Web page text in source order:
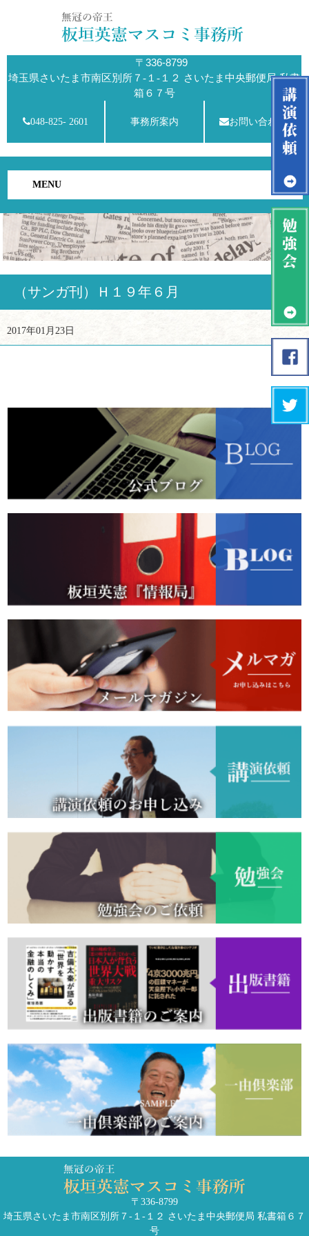
〒336-8799
埼玉県さいたま市南区別所７-１-１２ さいたま中央郵便局 私書
箱６７号
048-825- 2601 事務所案内 お問い合わせ
MENU
（サンガ刊）Ｈ１９年６月
2017年01月23日
〒336-8799
埼玉県さいたま市南区別所７-１-１２ さいたま中央郵便局 私書箱６７
号